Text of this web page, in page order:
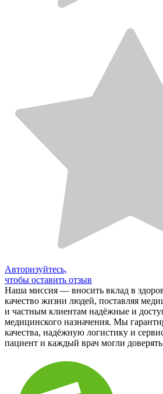
Авторизуйтесь,
чтобы оставить отзыв
Наша миссия — вносить вклад в
качество жизни людей, поставляя
и частным клиентам надёжные и
медицинского назначения. Мы
качества, надёжную логистику и
пациент и каждый врач могли